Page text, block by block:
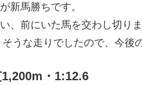
新馬勝ちです。
、前にいた馬を交わし切りま
うな走りでしたので、今後
・1:12.6